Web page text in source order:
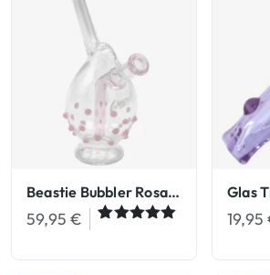
Beastie Bubbler Rosa Joint Bubbler
59,95€
Glas
19,95